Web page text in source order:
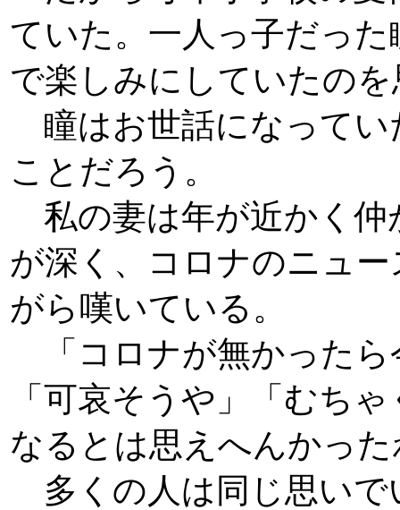
ていた。一人っ子だっ
で楽しみにしていたの
瞳はお世話になってい
ことだろう。
私の妻は年が近かく仲
が深く、コロナのニュ
がら嘆いている。
「コロナが無かった
「可哀そうや」「むち
なるとは思えへんかっ
多くの人は同じ思いで